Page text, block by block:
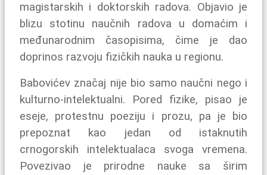
magistarskih i doktorskih radova. Objavio je
blizu stotinu naučnih radova u domaćim i
međunarodnim časopisima, čime je dao
doprinos razvoju fizičkih nauka u regionu.
Babovićev značaj nije bio samo naučni nego i
kulturno-intelektualni. Pored fizike, pisao je
eseje, protestnu poeziju i prozu, pa je bio
prepoznat kao jedan od istaknutih
crnogorskih intelektualaca svoga vremena.
Povezivao je prirodne nauke sa širim